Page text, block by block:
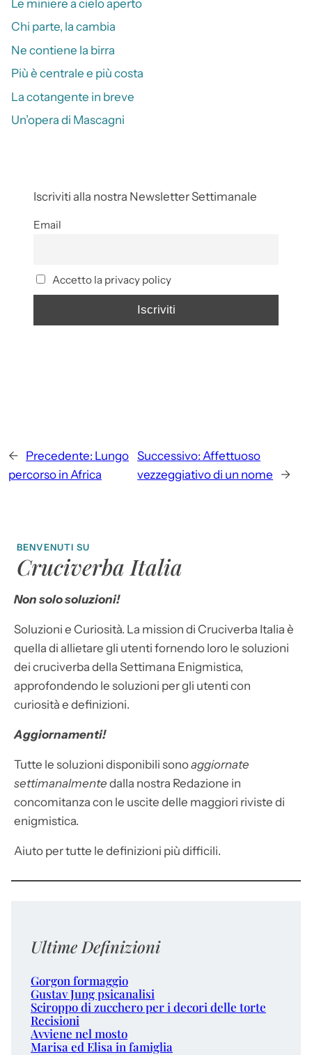
Le miniere a cielo aperto
Chi parte, la cambia
Ne contiene la birra
Più è centrale e più costa
La cotangente in breve
Un’opera di Mascagni
Iscriviti alla nostra Newsletter Settimanale
Email
Accetto la privacy policy
← Precedente: Lungo
percorso in Africa
Successivo: Affettuoso
vezzeggiativo di un nome
→
BENVENUTI SU
Cruciverba Italia
Non solo soluzioni!
Soluzioni e Curiosità. La mission di Cruciverba Italia è
quella di allietare gli utenti fornendo loro le soluzioni
dei cruciverba della Settimana Enigmistica,
approfondendo le soluzioni per gli utenti con
curiosità e definizioni.
Aggiornamenti!
Tutte le soluzioni disponibili sonoaggiornate
settimanalmente dalla nostra Redazione in
concomitanza con le uscite delle maggiori riviste di
enigmistica.
Aiuto per tutte le definizioni più difficili.
Ultime Definizioni
Gorgon formaggio
Gustav Jung psicanalisi
Sciroppo di zucchero per i decori delle torte
Recisioni
Avviene nel mosto
Marisa ed Elisa in famiglia